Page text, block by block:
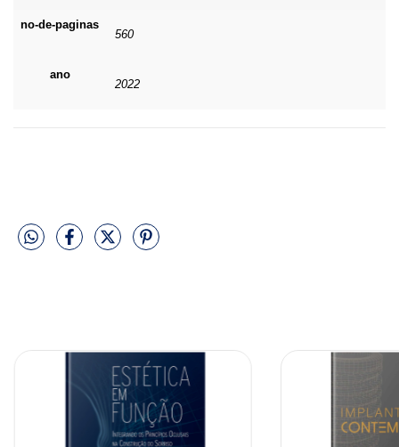
no-de-paginas
560
ano
2022